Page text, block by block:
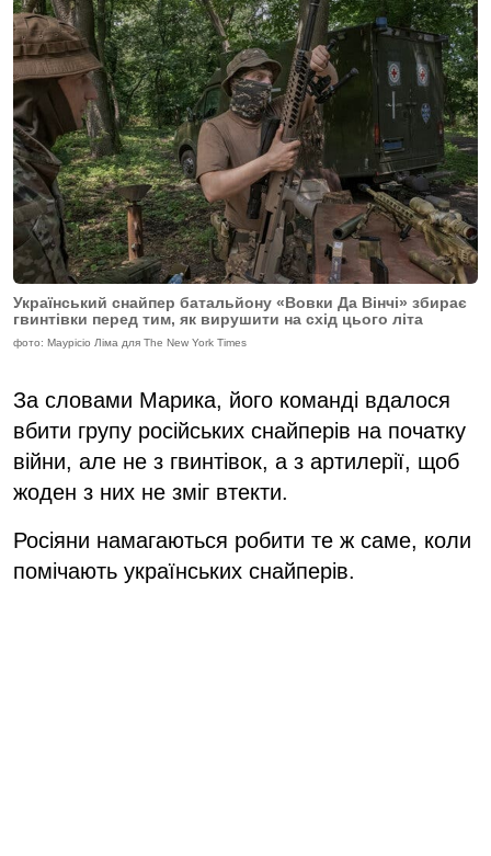
Український снайпер батальйону «Вовки Да Вінчі» збирає
гвинтівки перед тим, як вирушити на схід цього літа
фото: Маурісіо Ліма для The New York Times
За словами Марика, його команді вдалося
вбити групу російських снайперів на початку
війни, але не з гвинтівок, а з артилерії, щоб
жоден з них не зміг втекти.
Росіяни намагаються робити те ж саме, коли
помічають українських снайперів.